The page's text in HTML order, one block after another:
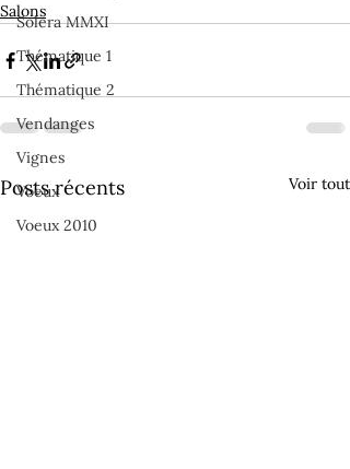
Solera MMXI
Thématique 1
Thématique 2
Vendanges
Vignes
Voeux
Voeux 2010
Salons
Posts récents Voir tout